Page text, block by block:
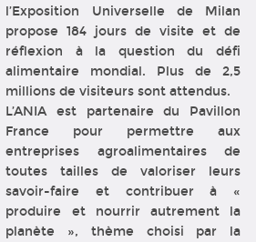
l’Exposition Universelle de Milan
propose 184 jours de visite et de
réflexion à la question du défi
alimentaire mondial. Plus de 2,5
millions de visiteurs sont attendus.
L’ANIA est partenaire du Pavillon
France pour permettre aux
entreprises agroalimentaires de
toutes tailles de valoriser leurs
savoir-faire et contribuer à «
produire et nourrir autrement la
planète », thème choisi par la